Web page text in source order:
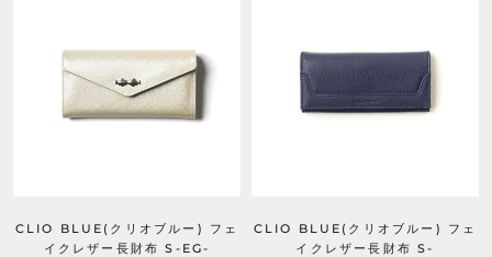
CLIO BLUE(クリオブルー) フェ
イクレザー長財布 S-EG-
CLIO BLUE(クリオブルー) フェ
イクレザー長財布 S-